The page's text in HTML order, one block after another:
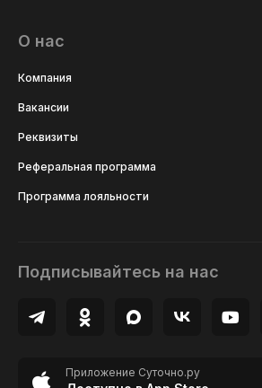
О нас
Компания
Вакансии
Реквизиты
Реферальная программа
Программа лояльности
Подписывайтесь на нас
Приложение Суточно.ру